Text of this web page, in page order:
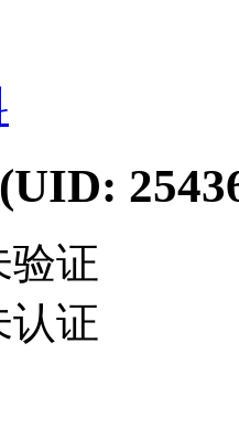
(UID:
验证
认证